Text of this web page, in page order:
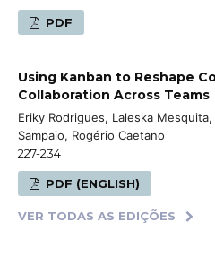
PDF
Using Kanban to Reshape
Collaboration Across Teams
Eriky Rodrigues, Laleska
Sampaio, Rogério Caetano
227-234
PDF (ENGLISH)
VER TODAS AS EDIÇÕES